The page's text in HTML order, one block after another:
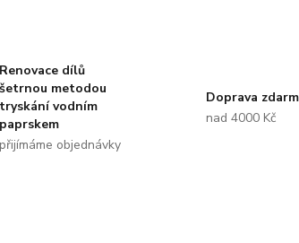
Renovace dílů
šetrnou metodou
tryskání vodním
paprskem
přijímáme objednávky
Doprava
nad 4000 Kč